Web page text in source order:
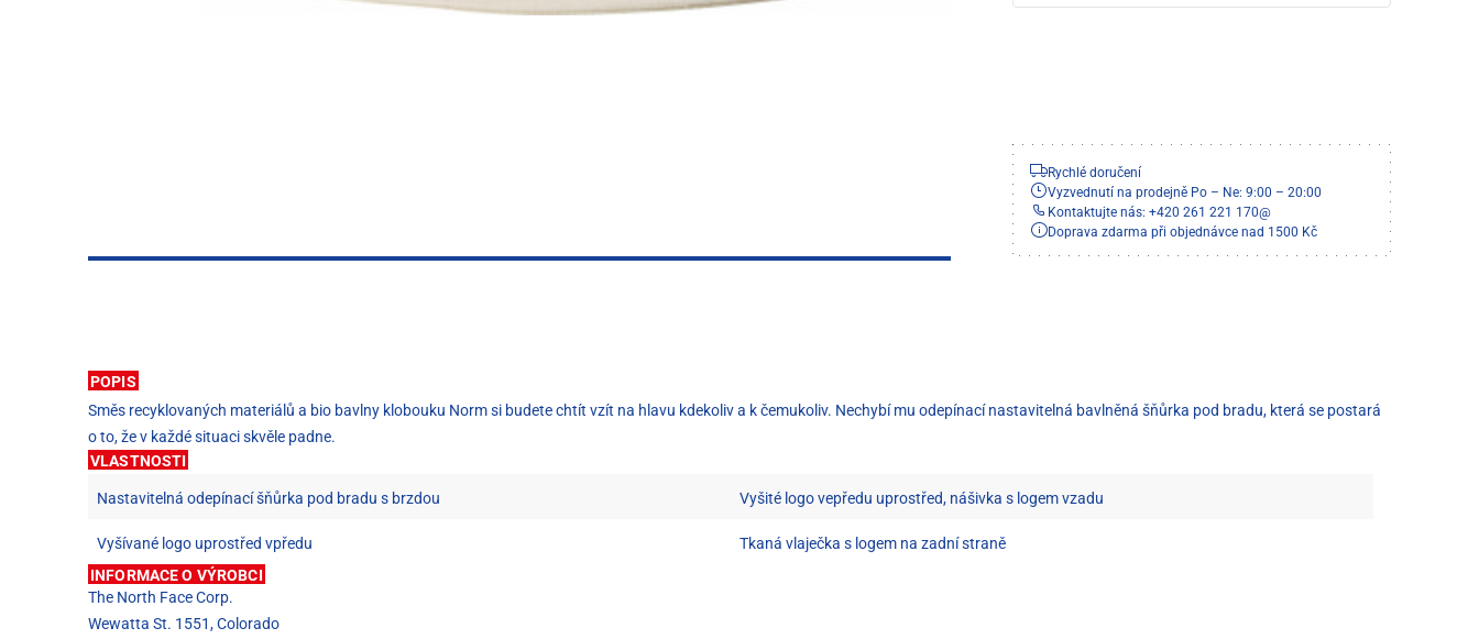
Rychlé doručení
Vyzvednutí na prodejně Po – Ne: 9:00 – 20:00
Kontaktujte nás: +420 261 221 170@
Doprava zdarma při objednávce nad 1500 Kč
POPIS
Směs recyklovaných materiálů a bio bavlny klobouku Norm si budete chtít vzít na hlavu kdekoliv a k čemukoliv. Nechybí mu odepínací nastavitelná bavlněná šňůrka pod bradu, která se postará
o to, že v každé situaci skvěle padne.
VLASTNOSTI
Nastavitelná odepínací šňůrka pod bradu s brzdou Vyšité logo vepředu uprostřed, nášivka s logem vzadu
Vyšívané logo uprostřed vpředu
Tkaná vlaječka s logem na zadní straně
INFORMACE O VÝROBCI
The North Face Corp.
Wewatta St. 1551, Colorado